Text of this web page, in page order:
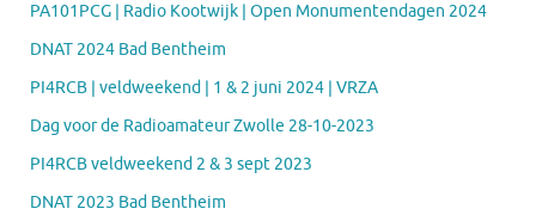
PA101PCG | Radio Kootwijk | Open Monumentendagen 2024
DNAT 2024 Bad Bentheim
PI4RCB | veldweekend | 1 & 2 juni 2024 | VRZA
Dag voor de Radioamateur Zwolle 28-10-2023
PI4RCB veldweekend 2 & 3 sept 2023
DNAT 2023 Bad Bentheim